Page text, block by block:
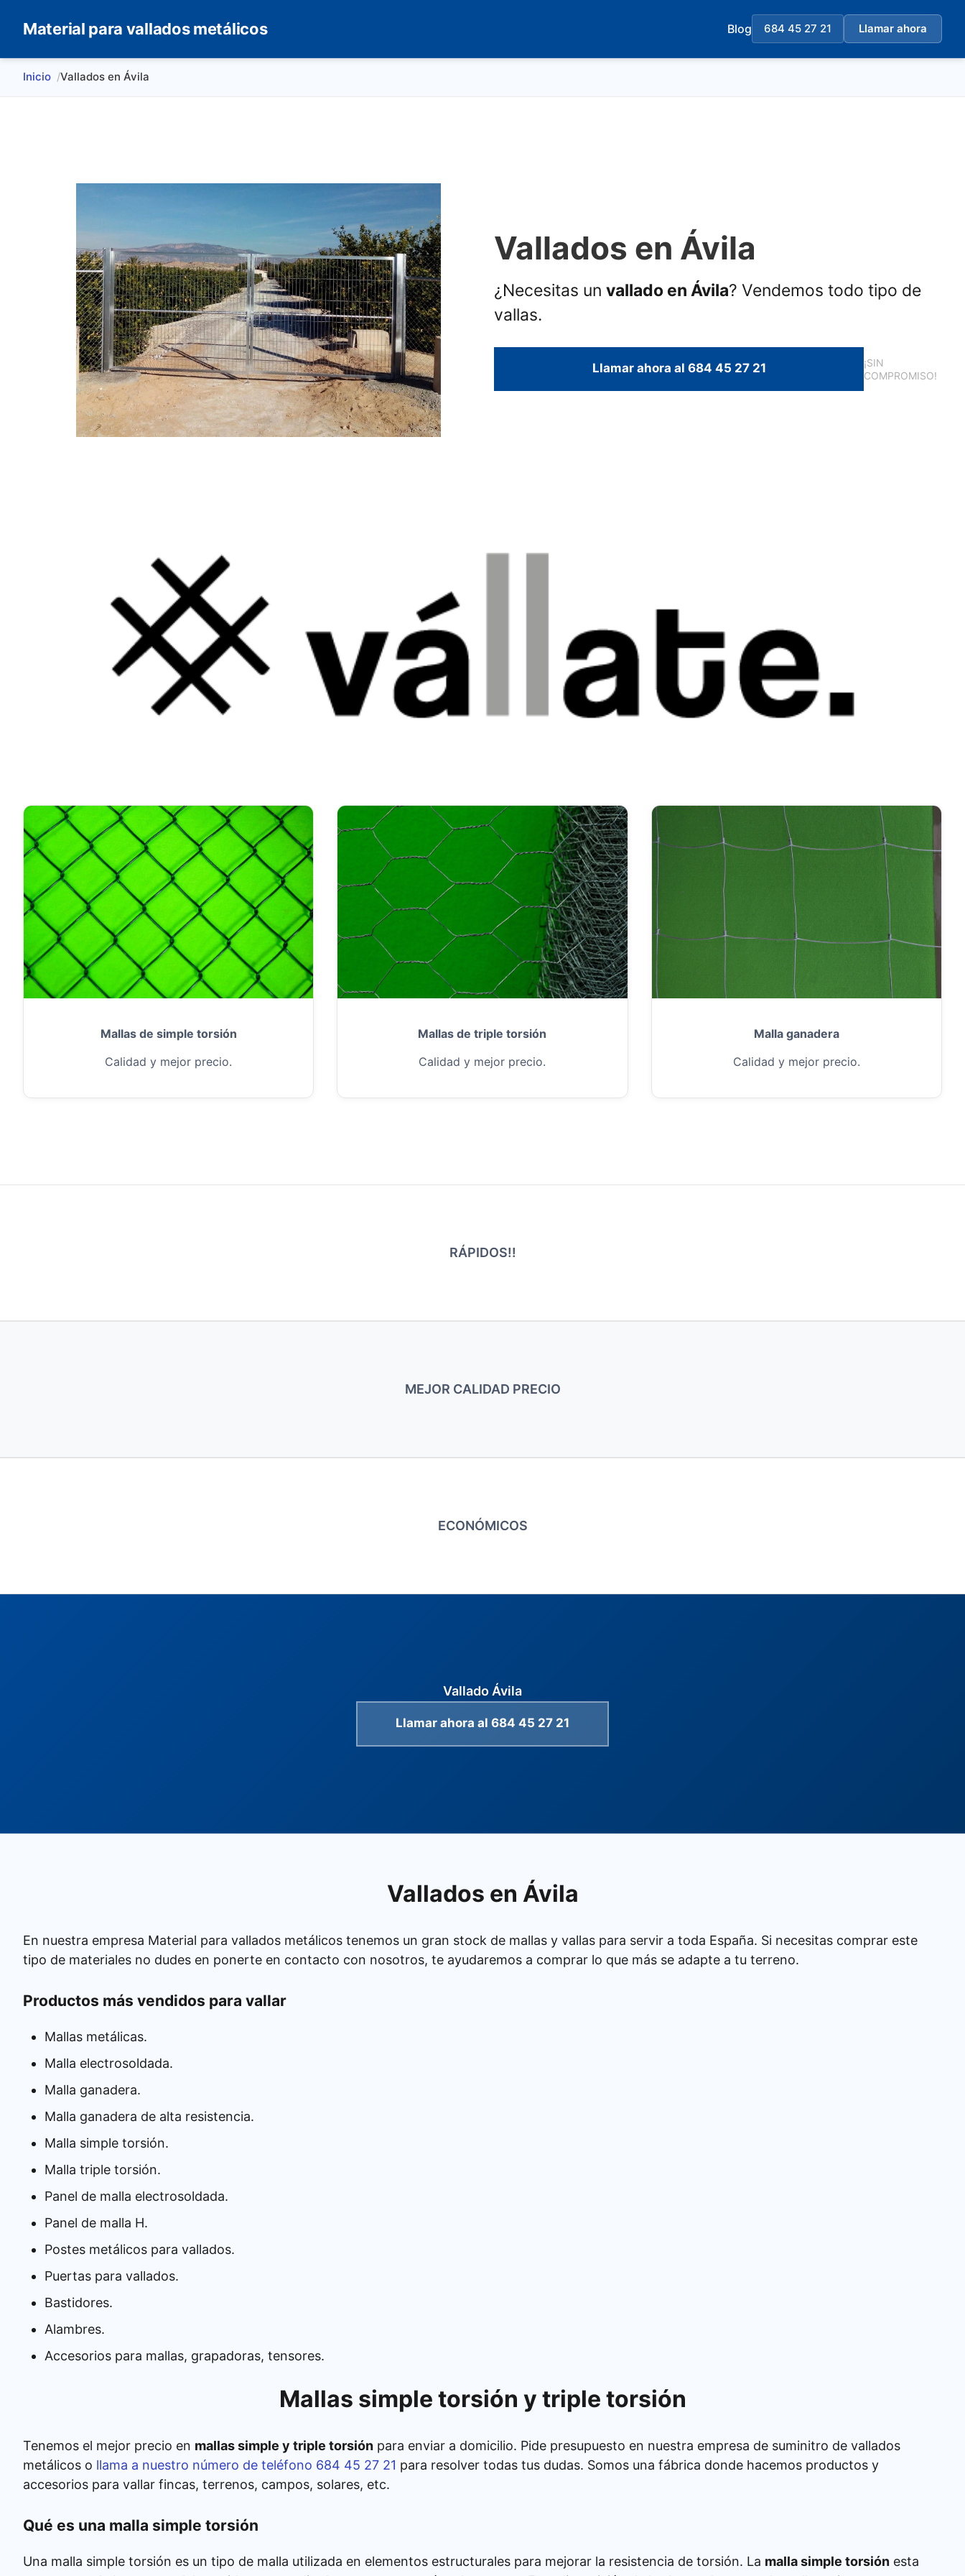
Material para vallados metálicos Blog 684 45 27 21 Llamar ahora
Inicio Vallados en Ávila
Vallados en Ávila
¿Necesitas un vallado en Ávila? Vendemos todo tipo de
vallas.
Llamar ahora al 684 45 27 21
¡SIN
COMPROMISO!
Mallas de simple torsión
Calidad y mejor precio.
Mallas de triple torsión
Calidad y mejor precio.
Malla ganadera
Calidad y mejor precio.
RÁPIDOS!!
MEJOR CALIDAD PRECIO
ECONÓMICOS
Vallado Ávila
Llamar ahora al 684 45 27 21
Vallados en Ávila
En nuestra empresa Material para vallados metálicos tenemos un gran stock de mallas y vallas para servir a toda España. Si necesitas comprar este
tipo de materiales no dudes en ponerte en contacto con nosotros, te ayudaremos a comprar lo que más se adapte a tu terreno.
Productos más vendidos para vallar
Mallas metálicas.
Malla electrosoldada.
Malla ganadera.
Malla ganadera de alta resistencia.
Malla simple torsión.
Malla triple torsión.
Panel de malla electrosoldada.
Panel de malla H.
Postes metálicos para vallados.
Puertas para vallados.
Bastidores.
Alambres.
Accesorios para mallas, grapadoras, tensores.
Mallas simple torsión y triple torsión
Tenemos el mejor precio en mallas simple y triple torsión para enviar a domicilio. Pide presupuesto en nuestra empresa de suminitro de vallados
metálicos o llama a nuestro número de teléfono 684 45 27 21 para resolver todas tus dudas. Somos una fábrica donde hacemos productos y
accesorios para vallar fincas, terrenos, campos, solares, etc.
Qué es una malla simple torsión
Una malla simple torsión es un tipo de malla utilizada en elementos estructurales para mejorar la resistencia de torsión. La malla simple torsión esta